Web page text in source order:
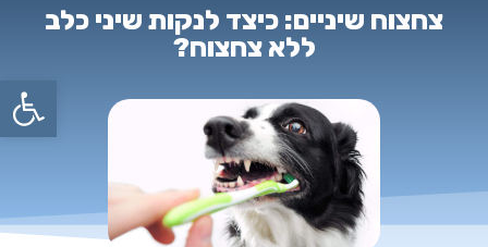
צחצוח שיניים: כיצד לנקות שיני כלב
ללא צחצוח?